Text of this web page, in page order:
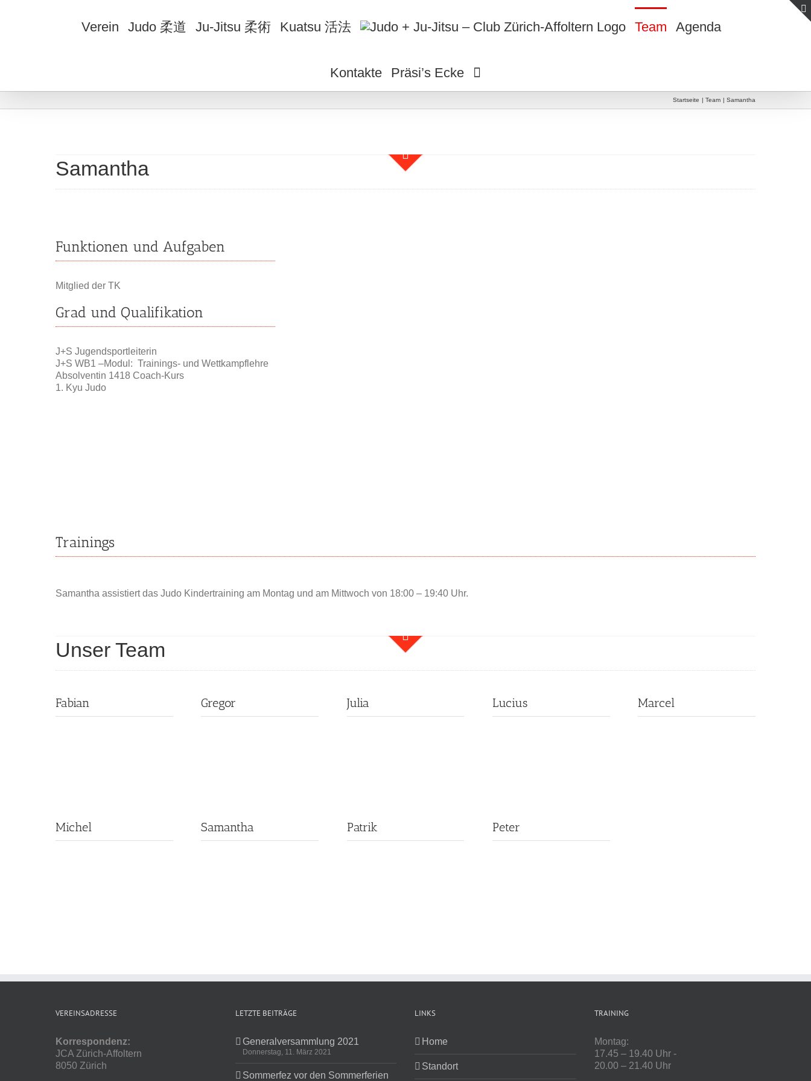
Verein Judo 柔道 Ju-Jitsu 柔術 Kuatsu 活法 Team Agenda
Kontakte Präsi’s Ecke
Startseite Team Samantha
Samantha
Funktionen und Aufgaben
Mitglied der TK
Grad und Qualifikation
J+S Jugendsportleiterin
J+S WB1 –Modul: Trainings- und Wettkampflehre
Absolventin 1418 Coach-Kurs
1. Kyu Judo
Trainings
Samantha assistiert das Judo Kindertraining am Montag und am Mittwoch von 18:00 – 19:40 Uhr.
Unser Team
Fabian Gregor Julia Lucius Marcel
Michel Samantha Patrik Peter
VEREINSADRESSE
Korrespondenz:
JCA Zürich-Affoltern
8050 Zürich
LETZTE BEITRÄGE
Generalversammlung 2021
Donnerstag, 11. März 2021
Sommerfez vor den Sommerferien
LINKS
Home
Standort
TRAINING
Montag:
17.45 – 19.40 Uhr -
20.00 – 21.40 Uhr